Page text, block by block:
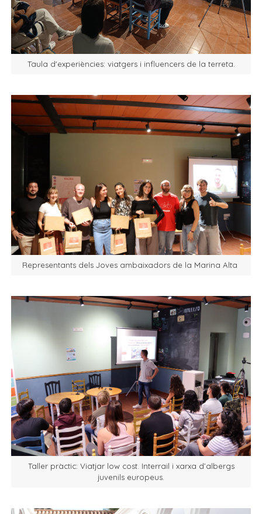
Taula d'experiències: viatgers i influencers de la terreta.
Representants dels Joves ambaixadors de la Marina Alta
Taller pràctic: Viatjar low cost. Interrail i xarxa d’albergs
juvenils europeus.